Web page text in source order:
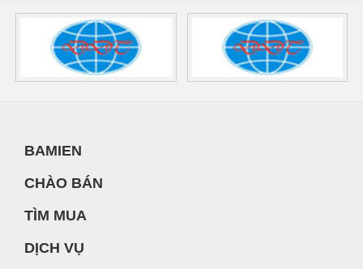
BAMIEN
CHÀO BÁN
TÌM MUA
DỊCH VỤ